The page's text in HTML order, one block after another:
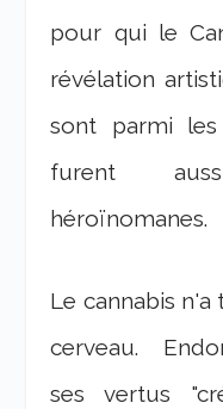
pour qui le
révélation
sont parmi
furent
héroïnomanes.
Le cannabis n'a
cerveau.
ses vertus